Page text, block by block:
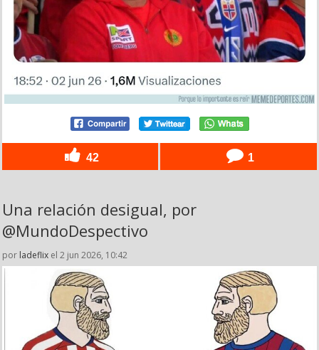
42 1
Una relación desigual, por
@MundoDespectivo
por ladeflix el 2 jun 2026, 10:42